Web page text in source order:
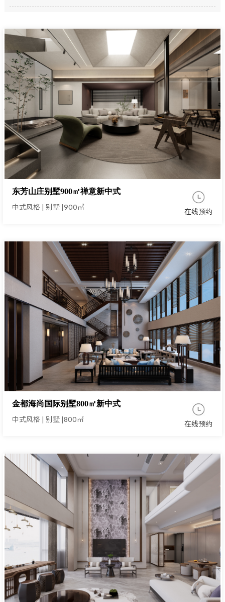
东芳山庄别墅900㎡禅意新中式
中式风格 别墅 900㎡
在线预约
金都海尚国际别墅800㎡新中式
中式风格 别墅 800㎡
在线预约